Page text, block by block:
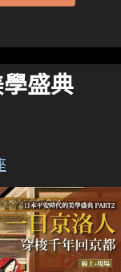
盛典